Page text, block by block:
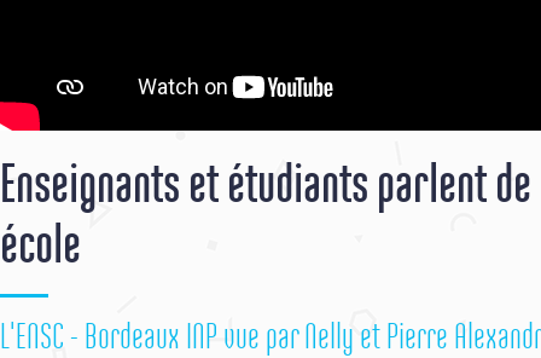
Enseignants et étudiants parlent
école
L'ENSC - Bordeaux INP vue par Nelly et Pierre